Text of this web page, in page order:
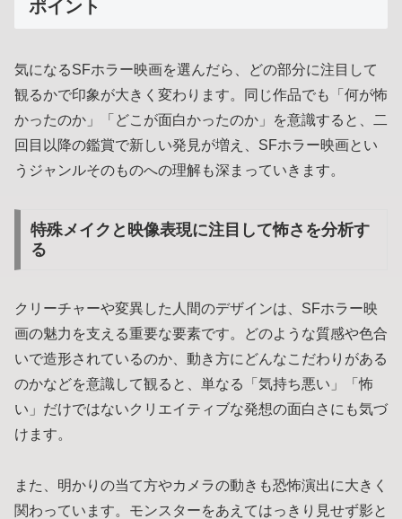
ポイント
気になるSFホラー映画を選んだら、どの部分に注目して
観るかで印象が大きく変わります。同じ作品でも「何が怖
かったのか」「どこが面白かったのか」を意識すると、二
回目以降の鑑賞で新しい発見が増え、SFホラー映画とい
うジャンルそのものへの理解も深まっていきます。
特殊メイクと映像表現に注目して怖さを分析す
る
クリーチャーや変異した人間のデザインは、SFホラー映
画の魅力を支える重要な要素です。どのような質感や色合
いで造形されているのか、動き方にどんなこだわりがある
のかなどを意識して観ると、単なる「気持ち悪い」「怖
い」だけではないクリエイティブな発想の面白さにも気づ
けます。
また、明かりの当て方やカメラの動きも恐怖演出に大きく
関わっています。モンスターをあえてはっきり見せず影と